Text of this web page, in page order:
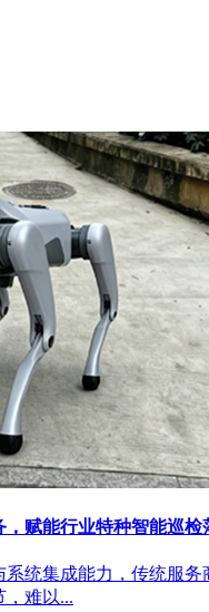
赋能行业特种智能巡检
统集成能力，传统服
，难以...